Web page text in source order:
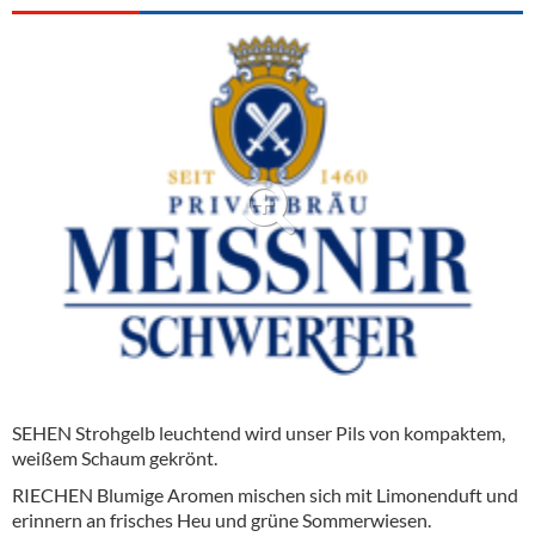
Termine
Alkoholfreie Getränke
Öle & Küchenartikel
Equipment
Verpackung
Hygieneartikel & Desinfektion
SEHEN Strohgelb leuchtend wird unser Pils von kompaktem,
weißem Schaum gekrönt.
RIECHEN Blumige Aromen mischen sich mit Limonenduft und
erinnern an frisches Heu und grüne Sommerwiesen.